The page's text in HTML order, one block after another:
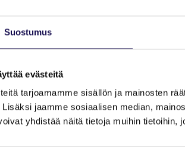
Suostumus
evästeitä
tarjoamamme sisällön ja mainosten
jaamme sosiaalisen median,
yhdistää näitä tietoja muihin tietoihin,